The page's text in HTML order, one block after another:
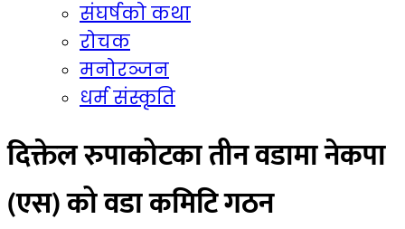
संघर्षको कथा
रोचक
मनोरञ्जन
धर्म संस्कृति
दिक्तेल रुपाकोटका तीन वडामा नेकपा
(एस) को वडा कमिटि गठन